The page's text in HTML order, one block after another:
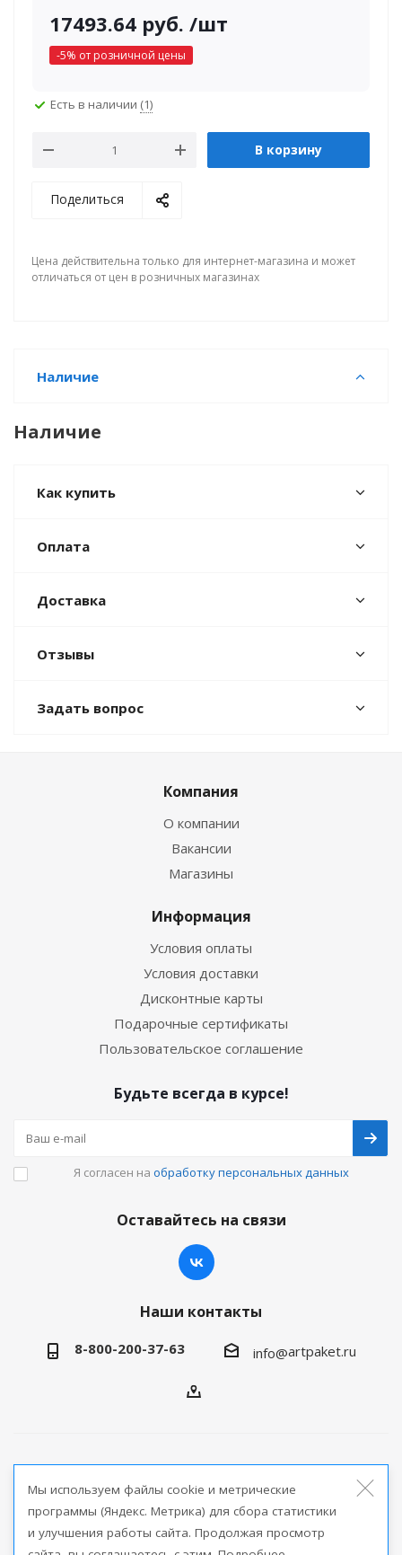
17493.64 руб. /шт
-5% от розничной цены
Есть в наличии (1)
В корзину
Поделиться
Цена действительна только для интернет-магазина и может
отличаться от цен в розничных магазинах
Наличие
Наличие
Как купить
Оплата
Доставка
Отзывы
Задать вопрос
Компания
О компании
Вакансии
Магазины
Информация
Условия оплаты
Условия доставки
Дисконтные карты
Подарочные сертификаты
Пользовательское соглашение
Будьте всегда в курсе!
Я согласен на обработку персональных данных
Оставайтесь на связи
Наши контакты
8-800-200-37-63 info@artpaket.ru
продукции
Версия для печати
Мы используем файлы cookie и метрические
программы (Яндекс. Метрика) для сбора статистики
и улучшения работы сайта. Продолжая просмотр